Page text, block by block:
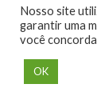
Nosso site
garantir uma
você
OK